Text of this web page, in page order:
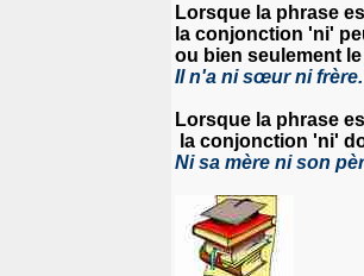
Lorsque la phrase
la conjonction 'ni'
ou bien seulement
Il n'a ni sœur ni
Lorsque la phrase
la conjonction 'ni'
Ni sa mère ni son